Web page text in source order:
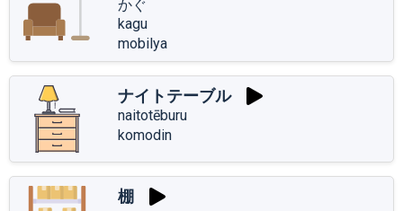
かぐ
kagu
mobilya
ナイトテーブル
naitotēburu
komodin
棚